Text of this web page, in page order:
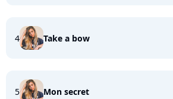
4 Take a bow
5 Mon secret